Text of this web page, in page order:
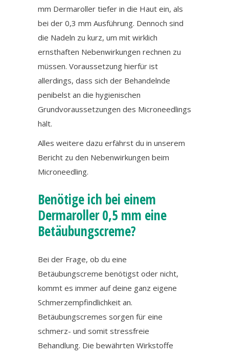
mm Dermaroller tiefer in die Haut ein, als
bei der 0,3 mm Ausführung. Dennoch sind
die Nadeln zu kurz, um mit wirklich
ernsthaften Nebenwirkungen rechnen zu
müssen. Voraussetzung hierfür ist
allerdings, dass sich der Behandelnde
penibelst an die hygienischen
Grundvoraussetzungen des Microneedlings
hält.
Alles weitere dazu erfährst du in unserem
Bericht zu den Nebenwirkungen beim
Microneedling.
Benötige ich bei einem
Dermaroller 0,5 mm eine
Betäubungscreme?
Bei der Frage, ob du eine
Betäubungscreme benötigst oder nicht,
kommt es immer auf deine ganz eigene
Schmerzempfindlichkeit an.
Betäubungscremes sorgen für eine
schmerz- und somit stressfreie
Behandlung. Die bewährten Wirkstoffe